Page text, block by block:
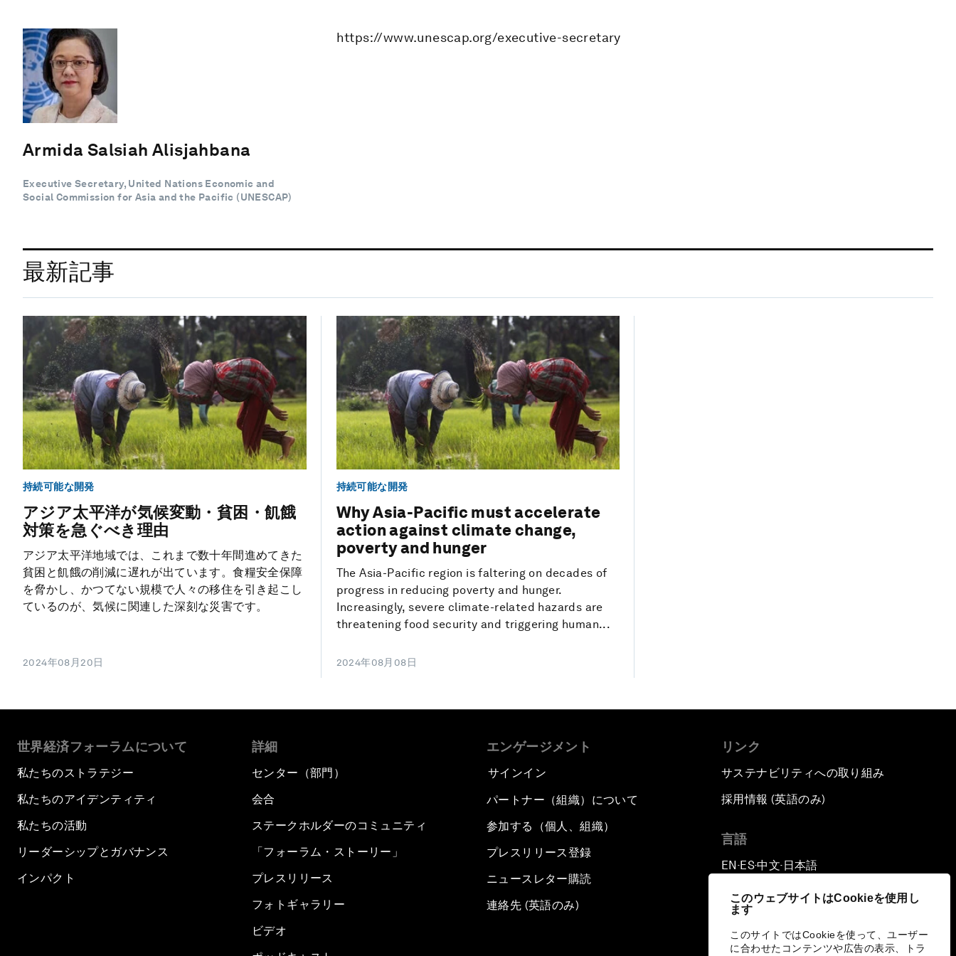
このウェブサイトはCookieを使用し
ます
このサイトではCookieを使って、ユーザー
に合わせたコンテンツや広告の表示、トラ
Armida Salsiah Alisjahbana
Executive Secretary, United Nations Economic and
Social Commission for Asia and the Pacific (UNESCAP)
https://www.unescap.org/executive-secretary
最新記事
持続可能な開発
アジア太平洋が気候変動・貧困・飢餓
対策を急ぐべき理由
アジア太平洋地域では、これまで数十年間進めてきた
貧困と飢餓の削減に遅れが出ています。食糧安全保障
を脅かし、かつてない規模で人々の移住を引き起こし
ているのが、気候に関連した深刻な災害です。
2024年08月20日
持続可能な開発
Why Asia-Pacific must accelerate
action against climate change,
poverty and hunger
The Asia-Pacific region is faltering on decades of
progress in reducing poverty and hunger.
Increasingly, severe climate-related hazards are
threatening food security and triggering human...
2024年08月08日
世界経済フォーラムについて
私たちのストラテジー
私たちのアイデンティティ
私たちの活動
リーダーシップとガバナンス
インパクト
詳細
センター（部門）
会合
ステークホルダーのコミュニティ
「フォーラム・ストーリー」
プレスリリース
フォトギャラリー
ビデオ
エンゲージメント
サインイン
パートナー（組織）について
参加する（個人、組織）
プレスリリース登録
ニュースレター購読
連絡先 (英語のみ)
リンク
サステナビリティへの取り組み
採用情報 (英語のみ)
言語
EN ▪ ES▪中文▪ 日本語